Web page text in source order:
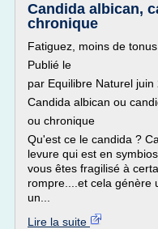
Candida albican,
chronique
Fatiguez, moins de
Publié le
par Equilibre Naturel juin
Candida albican ou
ou chronique
Qu'est ce le candida ?
levure qui est en
vous êtes fragilisé à
rompre....et cela génère
un...
Lire la suite